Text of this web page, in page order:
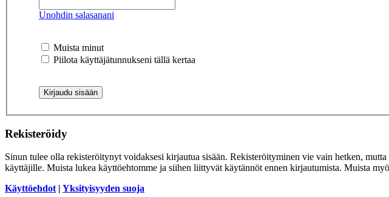
Unohdin salasanani
Muista minut
Piilota käyttäjätunnukseni tällä kertaa
Rekisteröidy
Sinun tulee olla rekisteröitynyt voidaksesi kirjautua sisään. Rekisteröityminen vie vain hetken,
käyttäjille. Muista lukea käyttöehtomme ja siihen liittyvät käytännöt ennen kirjautumista. Muista
Käyttöehdot | Yksityisyyden suoja